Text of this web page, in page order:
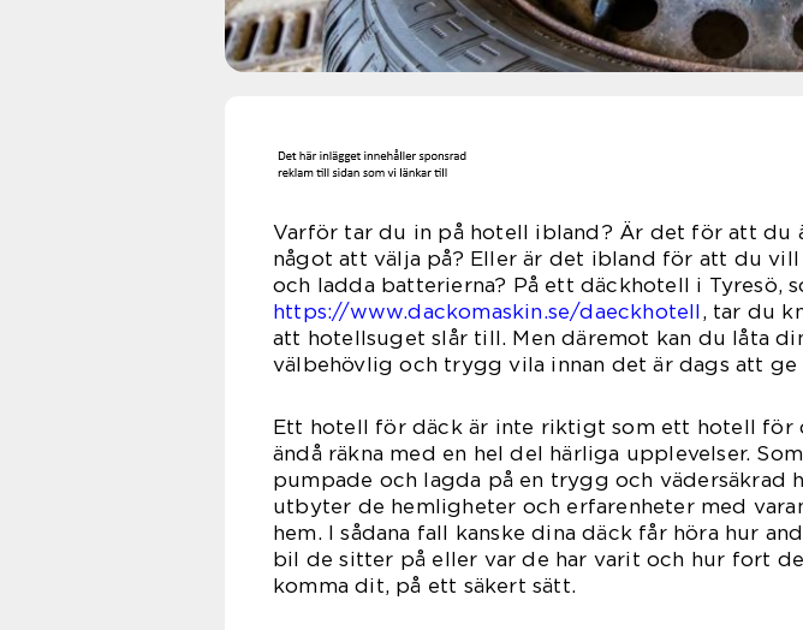
Varför tar du in på hotell ibland? Är det för att du
något att välja på? Eller är det ibland för att du
och ladda batterierna? På ett däckhotell i Tyresö,
https://www.dackomaskin.se/daeckhotell , tar du
att hotellsuget slår till. Men däremot kan du låta
välbehövlig och trygg vila innan det är dags att ge
Ett hotell för däck är inte riktigt som ett hotell för
ändå räkna med en hel del härliga upplevelser.
pumpade och lagda på en trygg och vädersäkrad
utbyter de hemligheter och erfarenheter med
hem. I sådana fall kanske dina däck får höra hur
bil de sitter på eller var de har varit och hur fort
komma dit, på ett säkert sätt.